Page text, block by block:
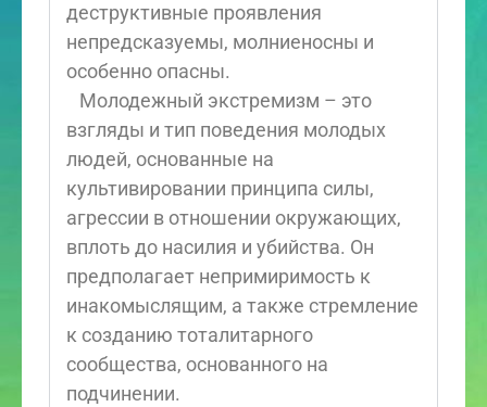
деструктивные проявления
непредсказуемы, молниеносны и
особенно опасны.
Молодежный экстремизм – это
взгляды и тип поведения молодых
людей, основанные на
культивировании принципа силы,
агрессии в отношении окружающих,
вплоть до насилия и убийства. Он
предполагает непримиримость к
инакомыслящим, а также стремление
к созданию тоталитарного
сообщества, основанного на
подчинении.